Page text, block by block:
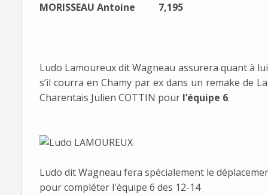
MORISSEAU Antoine
7,195
Ludo Lamoureux dit Wagneau assurera quant à
s’il courra en Chamy par ex dans un remake de
Charentais Julien COTTIN pour l’équipe 6.
Ludo dit Wagneau fera spécialement le
pour compléter l'équipe 6 des 12-14